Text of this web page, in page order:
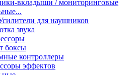
вкладыши / мониторинговые
для наушников
звука
боксы
контроллеры
эффектов